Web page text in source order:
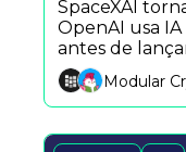
SpaceXAI
OpenAI usa
antes de
alertam para
Modular